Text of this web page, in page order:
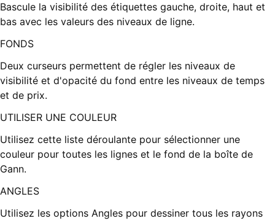
Bascule la visibilité des étiquettes gauche, droite, haut et
bas avec les valeurs des niveaux de ligne.
FONDS
Deux curseurs permettent de régler les niveaux de
visibilité et d'opacité du fond entre les niveaux de temps
et de prix.
UTILISER UNE COULEUR
Utilisez cette liste déroulante pour sélectionner une
couleur pour toutes les lignes et le fond de la boîte de
Gann.
ANGLES
Utilisez les options Angles pour dessiner tous les rayons